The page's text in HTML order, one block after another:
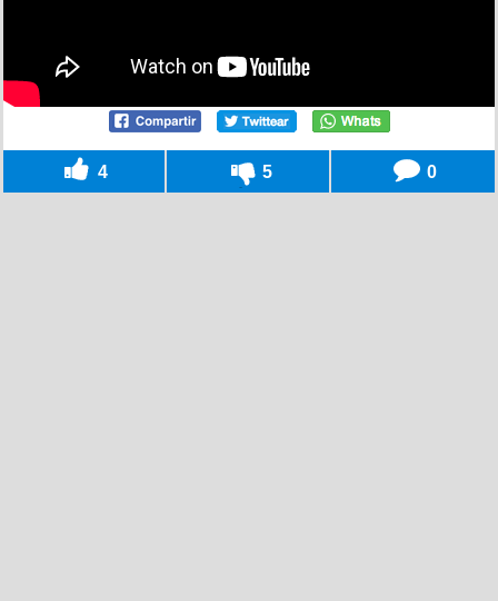
4 5 0